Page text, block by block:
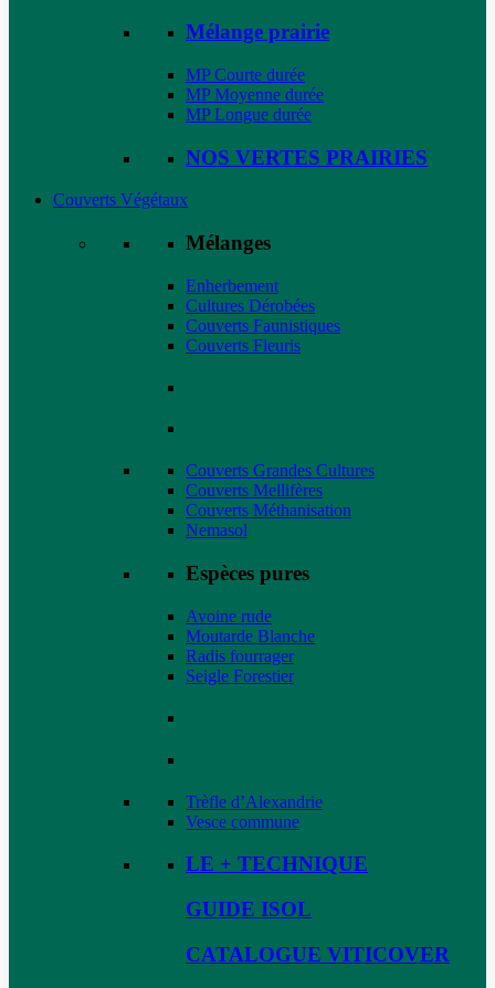
Mélange prairie
MP Courte durée
MP Moyenne durée
MP Longue durée
NOS VERTES PRAIRIES
Couverts Végétaux
Mélanges
Enherbement
Cultures Dérobées
Couverts Faunistiques
Couverts Fleuris
Couverts Grandes Cultures
Couverts Mellifères
Couverts Méthanisation
Nemasol
Espèces pures
Avoine rude
Moutarde Blanche
Radis fourrager
Seigle Forestier
Trèfle d’Alexandrie
Vesce commune
LE + TECHNIQUE
GUIDE ISOL
CATALOGUE VITICOVER